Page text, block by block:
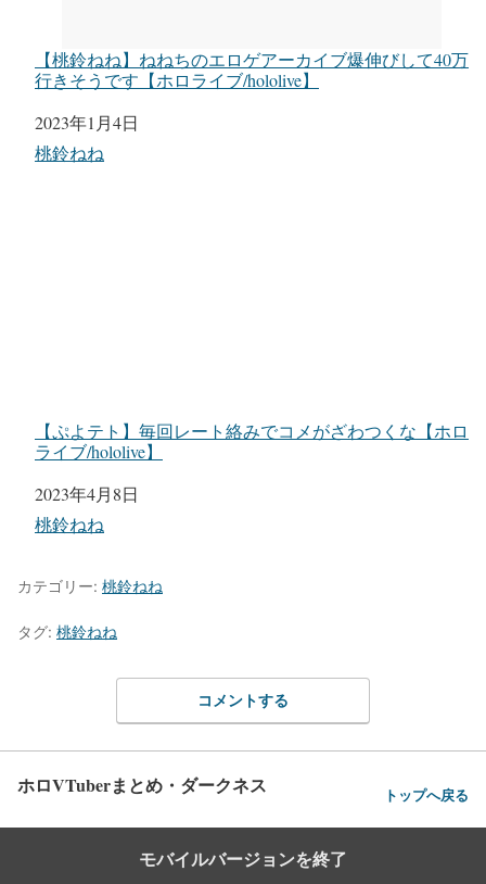
【桃鈴ねね】ねねちのエロゲアーカイブ爆伸びして40万
行きそうです【ホロライブ/hololive】
日付
2023年1月4日
関連理由
桃鈴ねね
【ぷよテト】毎回レート絡みでコメがざわつくな【ホロ
ライブ/hololive】
日付
2023年4月8日
関連理由
桃鈴ねね
カテゴリー: 桃鈴ねね
タグ: 桃鈴ねね
コメントする
ホロVTuberまとめ・ダークネス トップへ戻る
モバイルバージョンを終了